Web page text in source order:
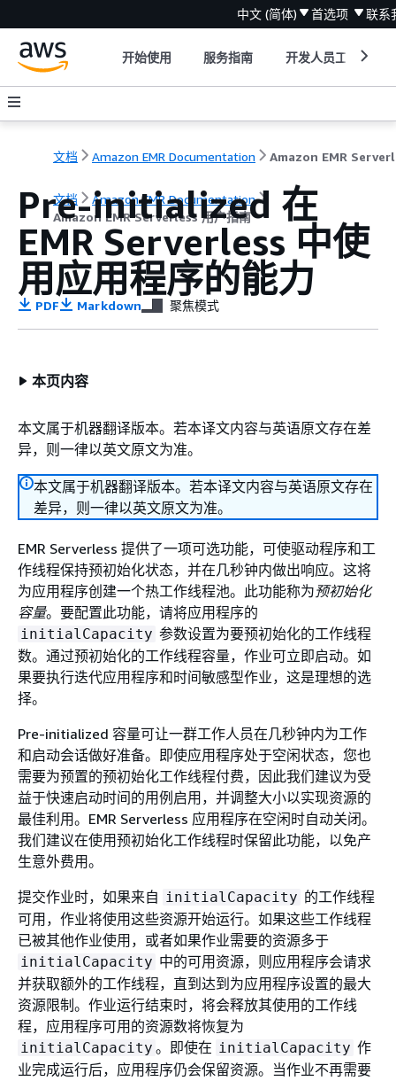
中文 (简体) 首选项 联系
开始使用 服务指南 开发人员工具
文档 Amazon EMR Documentation
文档
Amazon EMR Documentation
Amazon EMR Serverless 用户指南
Pre-initialized 在
EMR Serverless 中使
用应用程序的能力
PDF Markdown 聚焦模式
本页内容
本文属于机器翻译版本。若本译文内容与英语原文存在差
异，则一律以英文原文为准。
本文属于机器翻译版本。若本译文内容与英语原文存在
差异，则一律以英文原文为准。
EMR Serverless 提供了一项可选功能，可使驱动程序和工
作线程保持预初始化状态，并在几秒钟内做出响应。这将
为应用程序创建一个热工作线程池。此功能称为预初始化
容量。要配置此功能，请将应用程序的
initialCapacity 参数设置为要预初始化的工作线程
数。通过预初始化的工作线程容量，作业可立即启动。如
果要执行迭代应用程序和时间敏感型作业，这是理想的选
择。
Pre-initialized 容量可让一群工作人员在几秒钟内为工作
和启动会话做好准备。即使应用程序处于空闲状态，您也
需要为预置的预初始化工作线程付费，因此我们建议为受
益于快速启动时间的用例启用，并调整大小以实现资源的
最佳利用。EMR Serverless 应用程序在空闲时自动关闭。
我们建议在使用预初始化工作线程时保留此功能，以免产
生意外费用。
提交作业时，如果来自 initialCapacity 的工作线程
可用，作业将使用这些资源开始运行。如果这些工作线程
已被其他作业使用，或者如果作业需要的资源多于
initialCapacity 中的可用资源，则应用程序会请求
并获取额外的工作线程，直到达到为应用程序设置的最大
资源限制。作业运行结束时，将会释放其使用的工作线
程，应用程序可用的资源数将恢复为
initialCapacity 。即使在 initialCapacity 作
业完成运行后，应用程序仍会保留资源。当作业不再需要